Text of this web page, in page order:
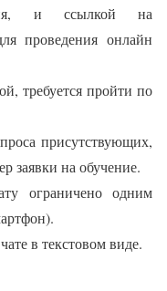
и ссылкой на
проведения онлайн
требуется пройти по
присутствующих,
заявки на обучение.
ограничено одним
в текстовом виде.